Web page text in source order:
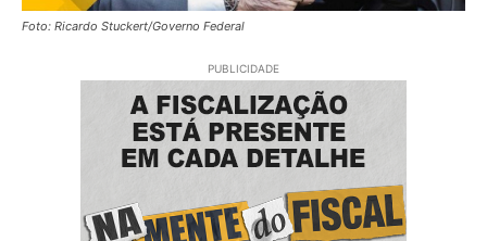
Foto: Ricardo Stuckert/Governo Federal
PUBLICIDADE